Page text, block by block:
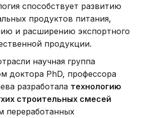
способствует развитию
продуктов питания,
и расширению экспортного
продукции.
научная группа
доктора PhD, профессора
разработала технологию
строительных смесей
переработанных